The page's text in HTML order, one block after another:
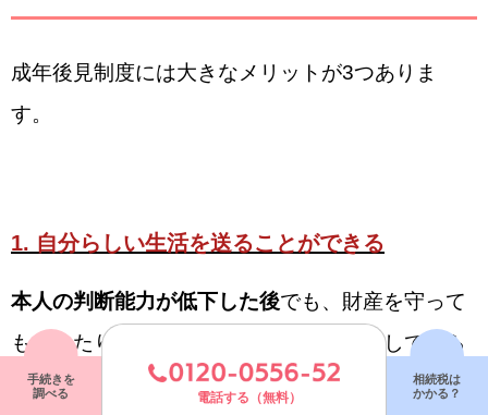
成年後見制度には大きなメリットが3つありま
す。
1. 自分らしい生活を送ることができる
本人の判断能力が低下した後でも、財産を守って
もらったり生活する上で必要な手続きをしてもら
うなど成年後見人のサポートを受けることで、自
手続きを
調べる
電話する（無料）
相続税は
かかる？